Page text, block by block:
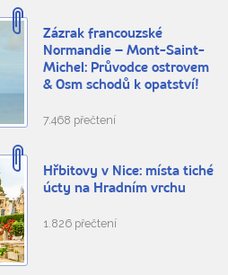
Zázrak francouzské
Normandie – Mont-Saint-
Michel: Průvodce ostrovem
& Osm schodů k opatství!
7.468 přečtení
Hřbitovy v Nice: místa tiché
úcty na Hradním vrchu
1.826 přečtení